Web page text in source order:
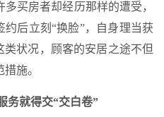
买房者却经历那样的遭受，
约后立刻“换脸”，自身理当获
类状况，顾客的安居之途不但
施。
务就得交“交白卷”